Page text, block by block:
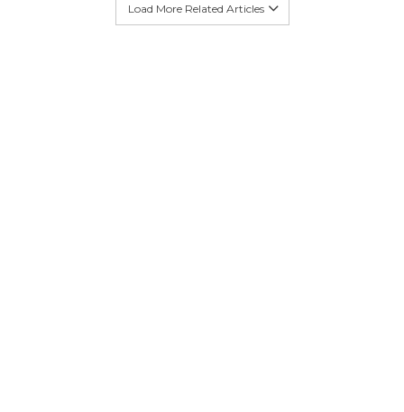
Load More Related Articles